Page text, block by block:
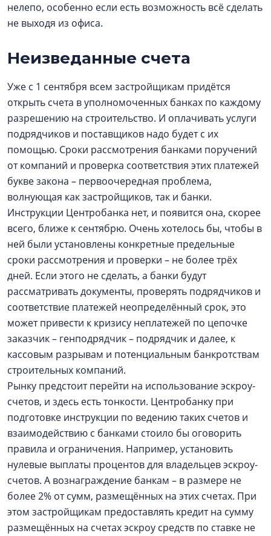
нелепо, особенно если есть возможность всё сделать
не выходя из офиса.
Неизведанные счета
Уже с 1 сентября всем застройщикам придётся
открыть счета в уполномоченных банках по каждому
разрешению на строительство. И оплачивать услуги
подрядчиков и поставщиков надо будет с их
помощью. Сроки рассмотрения банками поручений
от компаний и проверка соответствия этих платежей
букве закона – первоочередная проблема,
волнующая как застройщиков, так и банки.
Инструкции Центробанка нет, и появится она, скорее
всего, ближе к сентябрю. Очень хотелось бы, чтобы в
ней были установлены конкретные предельные
сроки рассмотрения и проверки – не более трёх
дней. Если этого не сделать, а банки будут
рассматривать документы, проверять подрядчиков и
соответствие платежей неопределённый срок, это
может привести к кризису неплатежей по цепочке
заказчик – генподрядчик – подрядчик и далее, к
кассовым разрывам и потенциальным банкротствам
строительных компаний.
Рынку предстоит перейти на использование эскроу-
счетов, и здесь есть тонкости. Центробанку при
подготовке инструкции по ведению таких счетов и
взаимодействию с банками стоило бы оговорить
правила и ограничения. Например, установить
нулевые выплаты процентов для владельцев эскроу-
счетов. А вознаграждение банкам – в размере не
более 2% от сумм, размещённых на этих счетах. При
этом застройщикам предоставлять кредит на сумму
размещённых на счетах эскроу средств по ставке не